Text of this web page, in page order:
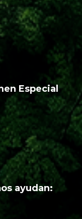
Especial
ayudan: